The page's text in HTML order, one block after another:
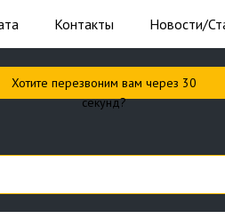
Контакты Новости/
Хотите перезвоним вам через 30
секунд?